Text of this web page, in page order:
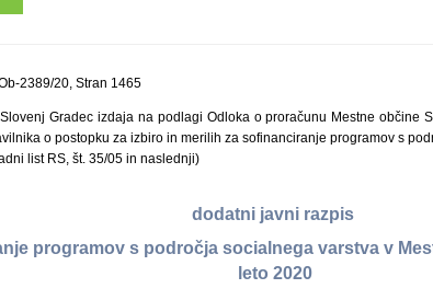
2389/20, Stran 1465
Gradec izdaja na podlagi Odloka o proračunu Mestne občine
o postopku za izbiro in merilih za sofinanciranje programov s
list RS, št. 35/05 in naslednji)
dodatni javni razpis
programov s področja socialnega varstva v
leto 2020